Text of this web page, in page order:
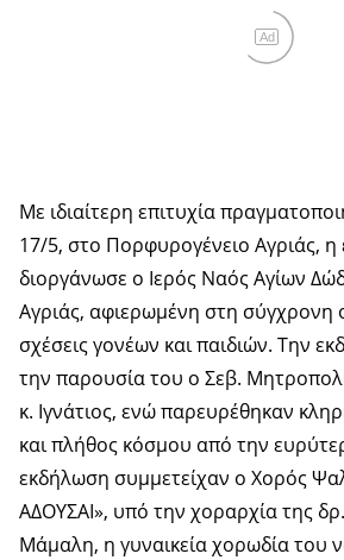
Ad
Με ιδιαίτερη επιτυχία
17/5, στο Πορφυρογένειο Αγριάς,
διοργάνωσε ο Ιερός Ναός Αγίων
Αγριάς, αφιερωμένη στη σύγχρονη
σχέσεις γονέων και παιδιών. Την
την παρουσία του ο Σεβ.
κ. Ιγνάτιος, ενώ παρευρέθηκαν
και πλήθος κόσμου από την
εκδήλωση συμμετείχαν ο Χορός
ΑΔΟΥΣΑΙ», υπό την χοραρχία της
Μάμαλη, η γυναικεία χορωδία του